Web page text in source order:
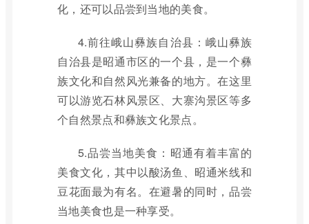
化，还可以品尝到当地的美食。
4.前往峨山彝族自治县：峨山彝族
自治县是昭通市区的一个县，是一个彝
族文化和自然风光兼备的地方。在这里
可以游览石林风景区、大寨沟景区等多
个自然景点和彝族文化景点。
5.品尝当地美食：昭通有着丰富的
美食文化，其中以酸汤鱼、昭通米线和
豆花面最为有名。在避暑的同时，品尝
当地美食也是一种享受。